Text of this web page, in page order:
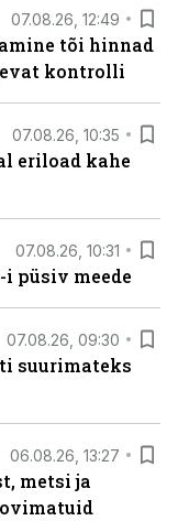
07.08.26, 12:49
tõi hinnad
kontrolli
07.08.26, 10:35
eriload kahe
07.08.26, 10:31
i püsiv meede
07.08.26, 09:30
suurimateks
06.08.26, 13:27
metsi ja